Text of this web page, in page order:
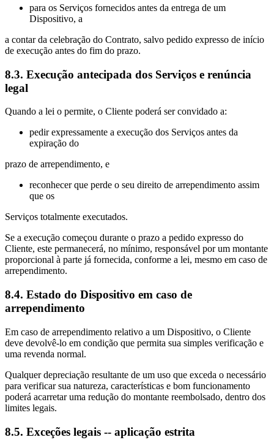
para os Serviços fornecidos antes da entrega de um
Dispositivo, a
a contar da celebração do Contrato, salvo pedido expresso de início
de execução antes do fim do prazo.
8.3. Execução antecipada dos Serviços e renúncia
legal
Quando a lei o permite, o Cliente poderá ser convidado a:
pedir expressamente a execução dos Serviços antes da
expiração do
prazo de arrependimento, e
reconhecer que perde o seu direito de arrependimento assim
que os
Serviços totalmente executados.
Se a execução começou durante o prazo a pedido expresso do
Cliente, este permanecerá, no mínimo, responsável por um montante
proporcional à parte já fornecida, conforme a lei, mesmo em caso de
arrependimento.
8.4. Estado do Dispositivo em caso de
arrependimento
Em caso de arrependimento relativo a um Dispositivo, o Cliente
deve devolvê‑lo em condição que permita sua simples verificação e
uma revenda normal.
Qualquer depreciação resultante de um uso que exceda o necessário
para verificar sua natureza, características e bom funcionamento
poderá acarretar uma redução do montante reembolsado, dentro dos
limites legais.
8.5. Exceções legais -- aplicação estrita